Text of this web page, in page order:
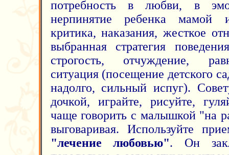
потребность в любви, в
нерпинятие ребенка мамой
критика, наказания, жесткое
выбранная стратегия
строгость, отчуждение,
ситуация (посещение детского
надолго, сильный испуг).
дочкой, играйте, рисуйте,
чаще говорить с малышкой "на
выговаривая. Используйте
"лечение любовью". Он